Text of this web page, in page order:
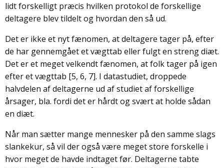
lidt forskelligt præcis hvilken protokol de forskellige
deltagere blev tildelt og hvordan den så ud.
Det er ikke et nyt fænomen, at deltagere tager på, efter
de har gennemgået et vægttab eller fulgt en streng diæt.
Det er et meget velkendt fænomen, at folk tager på igen
efter et vægttab [5, 6, 7]. I datastudiet, droppede
halvdelen af deltagerne ud af studiet af forskellige
årsager, bla. fordi det er hårdt og svært at holde sådan
en diæt.
Når man sætter mange mennesker på den samme slags
slankekur, så vil der også være meget store forskelle i
hvor meget de havde indtaget før. Deltagerne tabte